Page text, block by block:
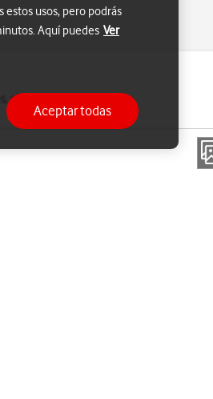
el wifi o el Bluetooth,
estos usos, pero podrás
Aquí puedes Ver
Aceptar todas